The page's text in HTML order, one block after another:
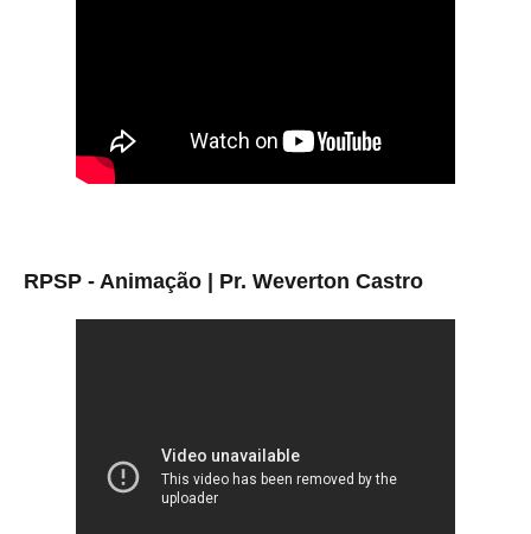
RPSP - Animação | Pr. Weverton Castro